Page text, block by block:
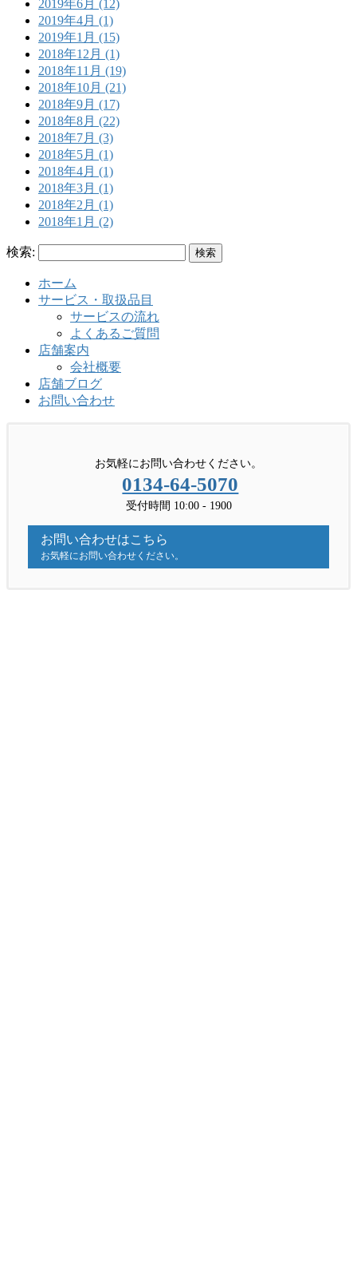
2019年6月 (12)
2019年4月 (1)
2019年1月 (15)
2018年12月 (1)
2018年11月 (19)
2018年10月 (21)
2018年9月 (17)
2018年8月 (22)
2018年7月 (3)
2018年5月 (1)
2018年4月 (1)
2018年3月 (1)
2018年2月 (1)
2018年1月 (2)
検索:
ホーム
サービス・取扱品目
サービスの流れ
よくあるご質問
店舗案内
会社概要
店舗ブログ
お問い合わせ
お気軽にお問い合わせください。
0134-64-5070
受付時間 10:00 - 1900
お問い合わせはこちら
お気軽にお問い合わせください。